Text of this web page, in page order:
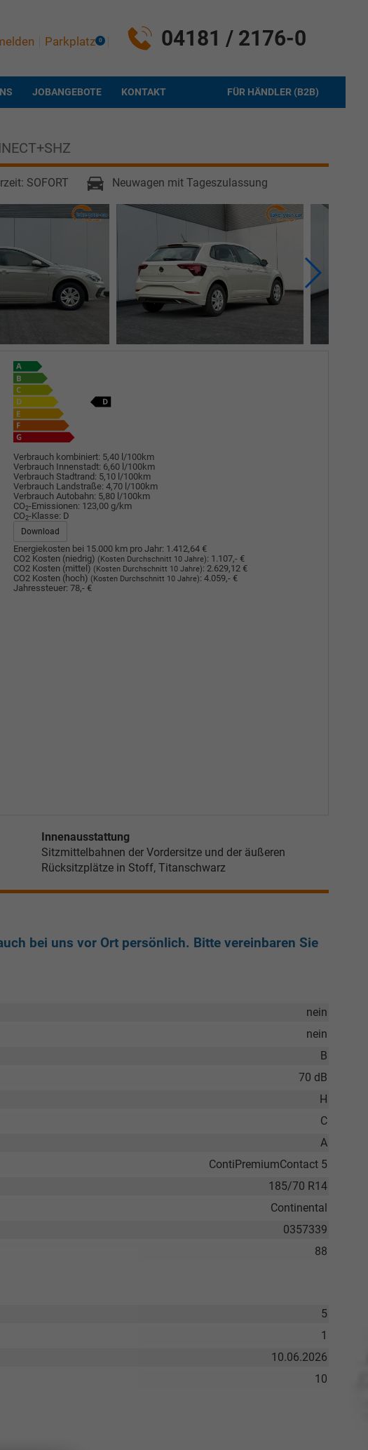
04181 / 2176-0
Parkplatz 0
JOBANGEBOTE FÜR HÄNDLER (B2B)
KONTAKT
SOFORT Neuwagen mit Tageszulassung
Verbrauch kombiniert: 5,40 l/100km
Verbrauch Innenstadt: 6,60 l/100km
Verbrauch Stadtrand: 5,10 l/100km
Verbrauch Landstraße: 4,70 l/100km
Verbrauch Autobahn: 5,80 l/100km
CO2-Emissionen: 123,00 g/km
CO2-Klasse: D
Download
Energiekosten bei 15.000 km pro Jahr: 1.412,64 €
CO2 Kosten (niedrig) (Kosten Durchschnitt 10 Jahre): 1.107,- €
CO2 Kosten (mittel) (Kosten Durchschnitt 10 Jahre): 2.629,12 €
CO2 Kosten (hoch) (Kosten Durchschnitt 10 Jahre): 4.059,- €
Jahressteuer: 78,- €
Innenausstattung
Sitzmittelbahnen der Vordersitze und der äußeren
Rücksitzplätze in Stoff, Titanschwarz
bei uns vor Ort persönlich. Bitte vereinbaren Sie
nein
nein
B
70 dB
H
C
A
ContiPremiumContact 5
185/70 R14
Continental
0357339
88
5
1
10.06.2026
10